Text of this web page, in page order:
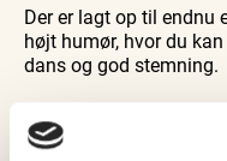
Der er lagt op til endnu
højt humør, hvor du
dans og god stemning.
14.
(KL. 22:00)